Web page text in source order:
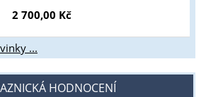
2 700,00 Kč
...
HODNOCENÍ